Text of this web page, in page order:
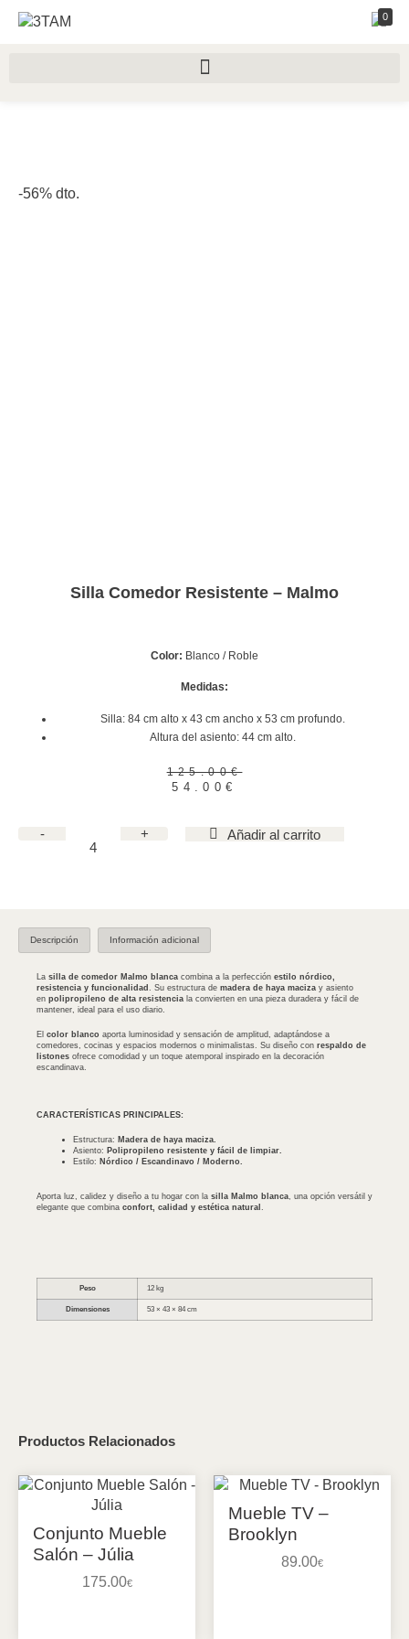
0
-56% dto.
Silla Comedor Resistente – Malmo
Color: Blanco / Roble
Medidas:
Silla: 84 cm alto x 43 cm ancho x 53 cm profundo.
Altura del asiento: 44 cm alto.
125.00€
54.00€
- + Añadir al carrito
Productos Relacionados
Conjunto Mueble
Salón – Júlia
175.00€
Mueble TV –
Brooklyn
89.00€
Descripción Información adicional
La silla de comedor Malmo blanca combina a la perfección estilo nórdico,
resistencia y funcionalidad . Su estructura de madera de haya maciza y asiento
en polipropileno de alta resistencia la convierten en una pieza duradera y fácil de
mantener, ideal para el uso diario.
El color blanco aporta luminosidad y sensación de amplitud, adaptándose a
comedores, cocinas y espacios modernos o minimalistas. Su diseño con respaldo de
listones ofrece comodidad y un toque atemporal inspirado en la decoración
escandinava.
CARACTERÍSTICAS PRINCIPALES:
Estructura: Madera de haya maciza.
Asiento: Polipropileno resistente y fácil de limpiar.
Estilo: Nórdico / Escandinavo / Moderno.
Aporta luz, calidez y diseño a tu hogar con la silla Malmo blanca, una opción versátil y
elegante que combina confort, calidad y estética natural .
Peso 12 kg
Dimensiones 53 × 43 × 84 cm